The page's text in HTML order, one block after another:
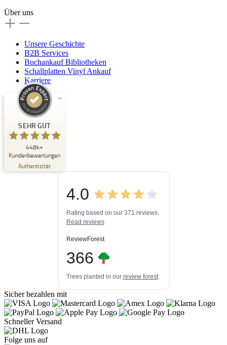
Über uns
Unsere Geschichte
B2B Services
Buchankauf Bibliotheken
Schallplatten Vinyl Ankauf
Karriere
SEHR GUT
448k+
Kundenbewertungen
Authentizität
Kundenbewertungen und Erfahrungen zu
SEHR GUT
4,84
/
5,00
3
ProvenExpert.com
Blick aufs ProvenExpert-Profil werfen
06.08.2026
4.0
Rating based on our 371 reviews.
Read reviews
ReviewForest
366
Trees planted in our review forest.
Sicher bezahlen mit
Schneller Versand
Folge uns auf